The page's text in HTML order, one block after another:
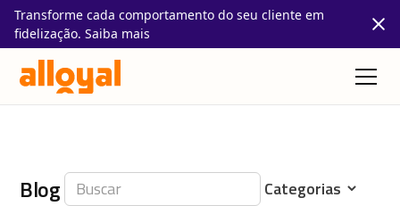
Transforme cada comportamento do seu cliente em
fidelização. Saiba mais
Blog